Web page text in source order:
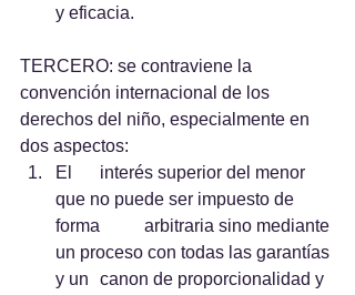
y eficacia.
TERCERO: se contraviene la
convención internacional de los
derechos del niño, especialmente en
dos aspectos:
El 	interés superior del menor
que no puede ser impuesto de
forma 	arbitraria sino mediante
un proceso con todas las garantías
y un 	canon de proporcionalidad y